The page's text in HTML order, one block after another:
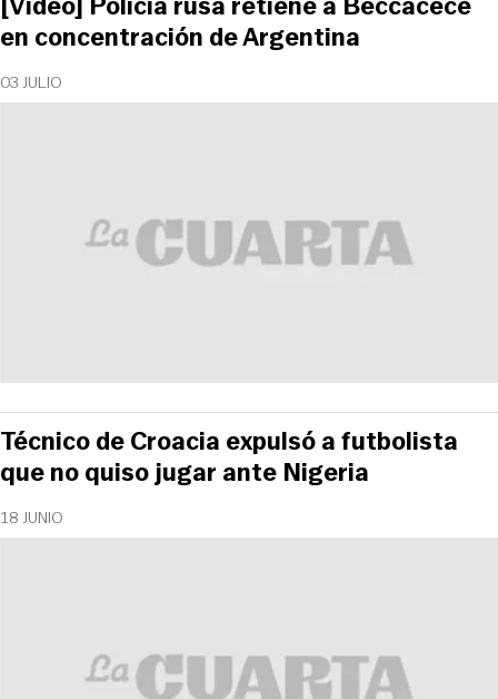
03 JULIO
en concentración de Argentina
18 JUNIO
Técnico de Croacia expulsó a futbolista
que no quiso jugar ante Nigeria